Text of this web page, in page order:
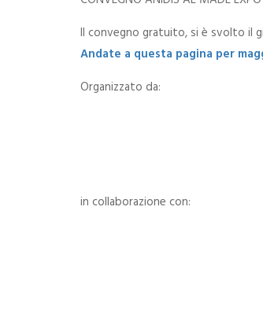
Il convegno gratuito, si è svolto il
Andate a questa pagina per
Organizzato da:
in collaborazione con: